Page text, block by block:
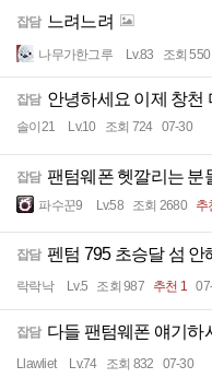
잡담 느려느려
나무가한그루 Lv.83 조회 550
잡담 안녕하세요 이제 창천
솔이21 Lv.10 조회 724 07-30
잡담 팬텀웨폰 헷깔리는 분
파수꾼9 Lv.58 조회 2680 추
잡담 펜텀 795 초승달 섬
락락낙 Lv.5 조회 987 추천 1
잡담 다들 팬텀웨폰 얘기하
Llawliet Lv.74 조회 832 07-30